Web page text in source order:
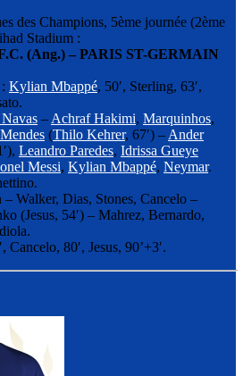
des Champions, 5ème journée (2ème
Stadium :
(Ang.) – PARIS ST-GERMAIN
Kylian Mbappé, 50′, Sterling, 63′,
– Achraf Hakimi, Marquinhos,
(Thilo Kehrer, 67′) – Ander
Leandro Paredes, Idrissa Gueye
Messi, Kylian Mbappé, Neymar.
Walker, Dias, Stones, Cancelo –
(Jesus, 54′) – Mahrez, Bernardo,
80′, Jesus, 90’+3′.